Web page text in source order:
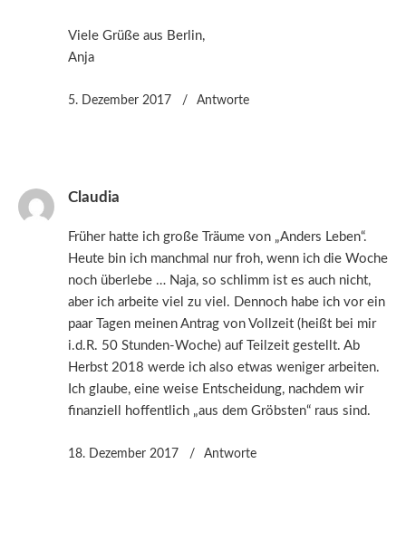
Viele Grüße aus Berlin,
Anja
5. Dezember 2017 Antworte
Claudia
Früher hatte ich große Träume von „Anders Leben“.
Heute bin ich manchmal nur froh, wenn ich die Woche
noch überlebe … Naja, so schlimm ist es auch nicht,
aber ich arbeite viel zu viel. Dennoch habe ich vor ein
paar Tagen meinen Antrag von Vollzeit (heißt bei mir
i.d.R. 50 Stunden-Woche) auf Teilzeit gestellt. Ab
Herbst 2018 werde ich also etwas weniger arbeiten.
Ich glaube, eine weise Entscheidung, nachdem wir
finanziell hoffentlich „aus dem Gröbsten“ raus sind.
18. Dezember 2017 Antworte